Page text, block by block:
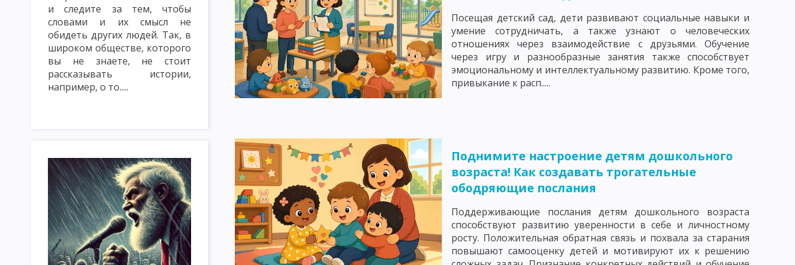
ТРАДИЦИОННЫЕ МЕТОДЫ ОБУЧЕНИЯ. СЛОВЕСНЫЕ МЕТОДЫ ОБУЧЕНИЯ: РАССКАЗ СЛОВЕСНЫЕ МЕТОДЫ ОБУЧЕНИЯ: МЕТОД ОБЪЯСНЕНИЯ И УСЛОВИЯ ЕГО ЭФФЕКТИВНОСТИ
МЕТОД ЛЕКЦИЯ МЕТОД БЕСЕДА МЕТОД ДИСКУССИЯ СЕМИНАРСКОЕ ЗАНЯТИЕ КАК МЕТОД ОБУЧЕНИЯ
НАГЛЯДНЫЕ МЕТОДЫ ОБУЧЕНИЯ: ПОКАЗ, ИЛЛЮСТРИРОВАНИЕ И ДЕМОНСТРИРОВАНИЕ ПРАКТИЧЕСКИЕ МЕТОДЫ ОБУЧЕНИЯ: УПРАЖНЕНИЯ
ПРАКТИЧЕСКИЕ МЕТОДЫ ОБУЧЕНИЯ: ЛАБОРАТОРНЫЕ РАБОТЫ, ПРАКТИЧЕСКИЕ РАБОТЫ, ИНСТРУКТАЖ
ИМИТАЦИОННЫЕ НЕ ИГРОВЫЕ МЕТОДЫ ОБУЧЕНИЯ. АНАЛИЗ КОНКРЕТНОЙ СИТУАЦИИ РЕШЕНИЕ СИТУАЦИОННЫХ ЗАДАЧ – МЕТОД АНАЛИЗА
МЕТОДИКА РЕШЕНИЯ СИТУАЦИОННЫХ ЗАДАЧ МЕТОД ИНЦИДЕНТОВ, МЕТОД КОНФЛИКТОВ, МЕТОД «ЛАБИРИНТА ДЕЙСТВИЙ», МЕТОД ПОСЛЕДОВАТЕЛЬНЫХ СИТУАЦИЙ
МОЗГОВАЯ АТАКА (БРЕЙНСТОРМИНГ) МЕТОД КРУГЛОГО СТОЛА В ОБУЧЕНИИ ЛЕКЦИОННЫЙ МЕТОД ОБУЧЕНИЯ
ИНТЕЛЛЕКТУАЛЬНАЯ РАЗМИНКА, СОКРАТИЧНАЯ БЕСЕДА КАК МЕТОДЫ ОБУЧЕНИЯ ПОНЯТИЕ О ФОРМАХ ОРГАНИЗАЦИИ ОБУЧЕНИЯ ВИДЫ ОРГАНИЗАЦИОННЫХ ФОРМ ОБУЧЕНИЯ
КЛАССИФИКАЦИЯ ФОРМ ОРГАНИЗАЦИИ ОБУЧЕНИЯ УРОК: ТИПЫ И СТРУКТУРА ВОСПИТАТЕЛЬНЫЕ, РАЗВИВАЮЩИЕ И ДИДАКТИЧЕСКИЕ ТРЕБОВАНИЯ К УРОКУ
и следите за тем, чтобы
словами и их смысл не
обидеть других людей. Так, в
широком обществе, которого
вы не знаете, не стоит
рассказывать истории,
например, о то.....
Посещая детский сад, дети развивают социальные навыки и
умение сотрудничать, а также узнают о человеческих
отношениях через взаимодействие с друзьями. Обучение
через игру и разнообразные занятия также способствует
эмоциональному и интеллектуальному развитию. Кроме того,
привыкание к расп.....
Поднимите настроение детям дошкольного
возраста! Как создавать трогательные
ободряющие послания
Поддерживающие послания детям дошкольного возраста
способствуют развитию уверенности в себе и личностному
росту. Положительная обратная связь и похвала за старания
повышают самооценку детей и мотивируют их к решению